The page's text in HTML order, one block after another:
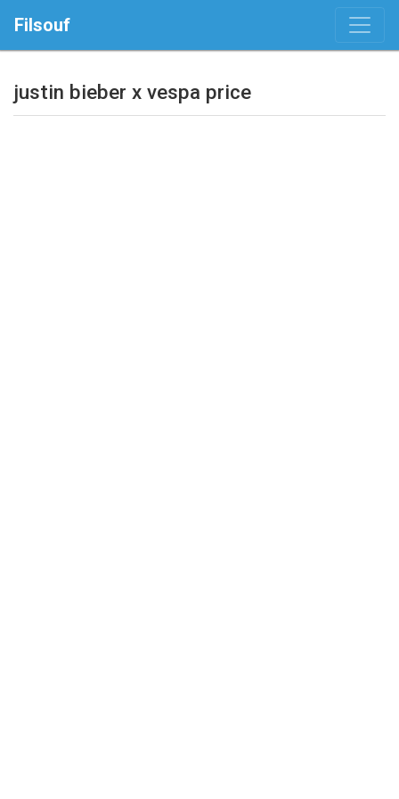
Filsouf
justin bieber x vespa price